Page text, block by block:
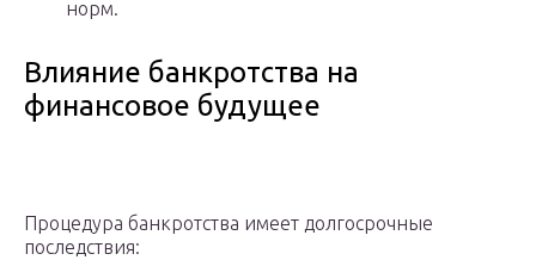
норм.
Влияние банкротства на
финансовое будущее
Процедура банкротства имеет долгосрочные
последствия: